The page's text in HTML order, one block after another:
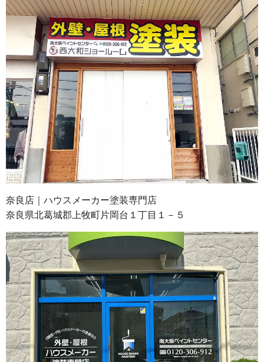
奈良店｜ハウスメーカー塗装専門店
奈良県北葛城郡上牧町片岡台１丁目１－５